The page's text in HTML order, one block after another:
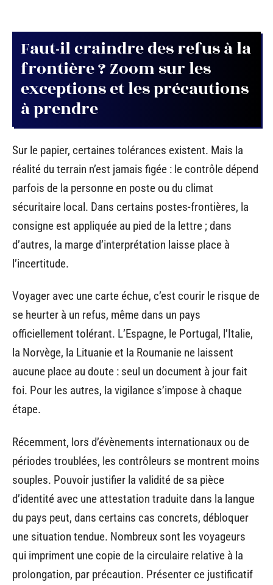
Faut-il craindre des refus à la
frontière ? Zoom sur les
exceptions et les précautions
à prendre
Sur le papier, certaines tolérances existent. Mais la
réalité du terrain n’est jamais figée : le contrôle dépend
parfois de la personne en poste ou du climat
sécuritaire local. Dans certains postes-frontières, la
consigne est appliquée au pied de la lettre ; dans
d’autres, la marge d’interprétation laisse place à
l’incertitude.
Voyager avec une carte échue, c’est courir le risque de
se heurter à un refus, même dans un pays
officiellement tolérant. L’Espagne, le Portugal, l’Italie,
la Norvège, la Lituanie et la Roumanie ne laissent
aucune place au doute : seul un document à jour fait
foi. Pour les autres, la vigilance s’impose à chaque
étape.
Récemment, lors d’évènements internationaux ou de
périodes troublées, les contrôleurs se montrent moins
souples. Pouvoir justifier la validité de sa pièce
d’identité avec une attestation traduite dans la langue
du pays peut, dans certains cas concrets, débloquer
une situation tendue. Nombreux sont les voyageurs
qui impriment une copie de la circulaire relative à la
prolongation, par précaution. Présenter ce justificatif